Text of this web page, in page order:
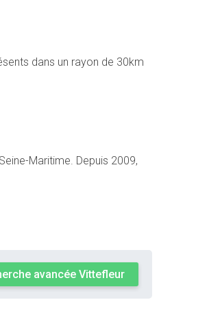
dans un rayon de 30km
Maritime. Depuis 2009,
avancée Vittefleur